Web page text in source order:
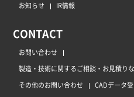
お知らせ IR情報
CONTACT
お問い合わせ
製造・技術に関するご相談・お見積り
その他のお問い合わせ
CADデータ